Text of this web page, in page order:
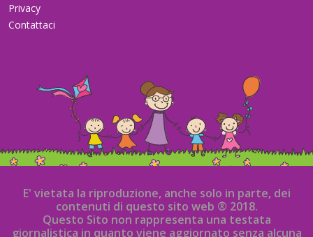
Privacy
Contattaci
E' vietata la riproduzione, anche solo in parte, dei
contenuti di questo sito web ® 2018.
Questo Sito non rappresenta una testata
giornalistica in quanto viene aggiornato senza alcuna